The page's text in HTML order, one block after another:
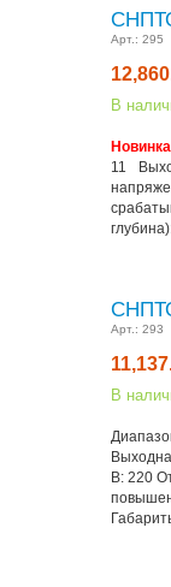
Арт.: 295
В
11
Арт.: 293
В
В: 220